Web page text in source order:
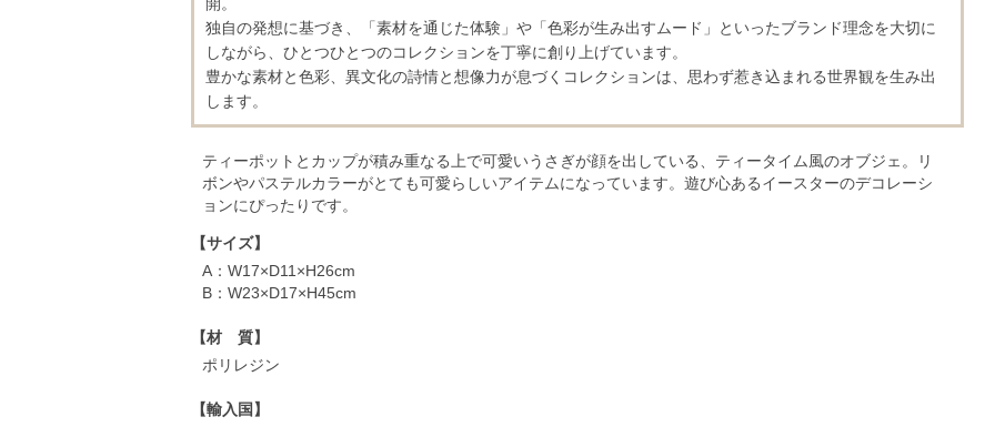
独自の発想に基づき、「素材を通じた体験」や「色彩が生み出すムード」といったブランド理念を大切に
しながら、ひとつひとつのコレクションを丁寧に創り上げています。
豊かな素材と色彩、異文化の詩情と想像力が息づくコレクションは、思わず惹き込まれる世界観を生み出
します。
ティーポットとカップが積み重なる上で可愛いうさぎが顔を出している、ティータイム風のオブジェ。リ
ボンやパステルカラーがとても可愛らしいアイテムになっています。遊び心あるイースターのデコレーシ
ョンにぴったりです。
【サイズ】
A：W17×D11×H26cm
B：W23×D17×H45cm
【材 質】
ポリレジン
【輸入国】